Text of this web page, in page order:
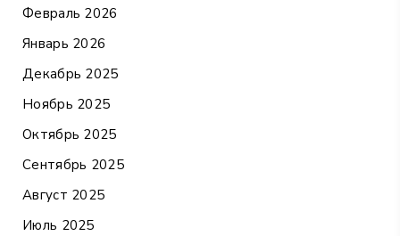
Февраль 2026
Январь 2026
Декабрь 2025
Ноябрь 2025
Октябрь 2025
Сентябрь 2025
Август 2025
Июль 2025